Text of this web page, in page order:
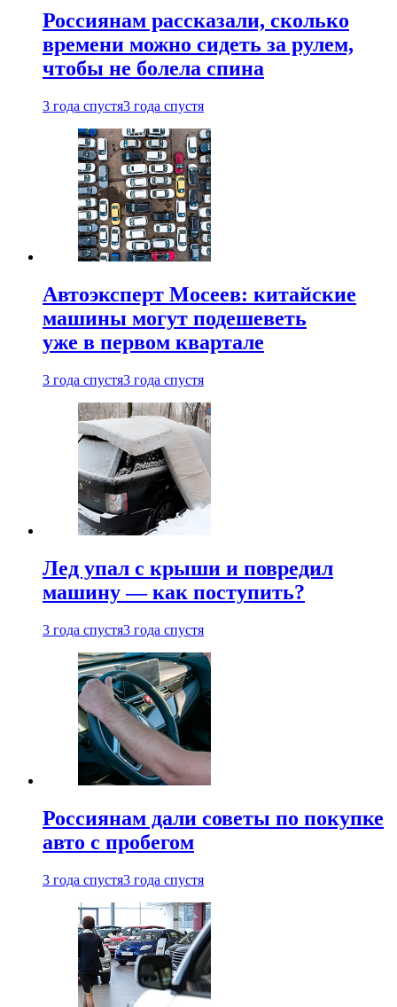
Россиянам рассказали, сколько
времени можно сидеть за рулем,
чтобы не болела спина
3 года спустя3 года спустя
Автоэксперт Мосеев: китайские
машины могут подешеветь
уже в первом квартале
3 года спустя3 года спустя
Лед упал с крыши и повредил
машину — как поступить?
3 года спустя3 года спустя
Россиянам дали советы по покупке
авто с пробегом
3 года спустя3 года спустя